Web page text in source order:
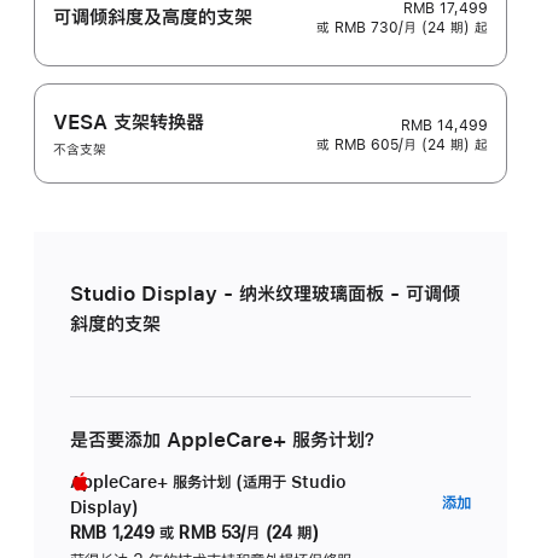
可调倾斜度及高‍度的支‍架
RMB 17,499
或 RMB 730/月 (24 期) 起
VESA 支架转换器
不含支架
RMB 14,499
或 RMB 605/月 (24 期) 起
Studio Display - 纳米纹理玻璃面板 - 可调倾
斜度的支架
是否要添加 AppleCare+ 服务计划？
AppleCare+ 服务计划 (适用于 Studio
Display)
RMB 1,249 或 RMB 53/月 (24 期)
添加